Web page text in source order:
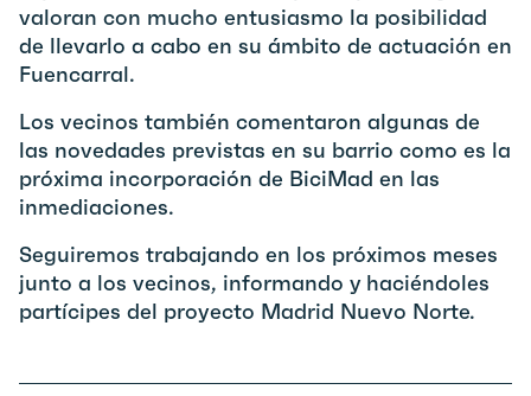
valoran con mucho entusiasmo la posibilidad
de llevarlo a cabo en su ámbito de actuación en
Fuencarral.
Los vecinos también comentaron algunas de
las novedades previstas en su barrio como es la
próxima incorporación de BiciMad en las
inmediaciones.
Seguiremos trabajando en los próximos meses
junto a los vecinos, informando y haciéndoles
partícipes del proyecto Madrid Nuevo Norte.